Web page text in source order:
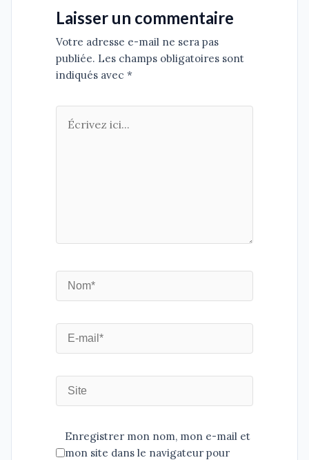
Laisser un commentaire
Votre adresse e-mail ne sera pas
publiée. Les champs obligatoires sont
indiqués avec *
Enregistrer mon nom, mon e-mail et
mon site dans le navigateur pour